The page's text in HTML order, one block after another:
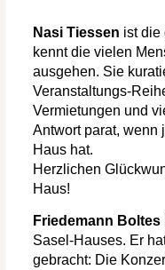
Nasi Tiessen ist die
kennt die vielen
ausgehen. Sie
Veranstaltungs-
Vermietungen und
Antwort parat, wenn
Haus hat.
Herzlichen
Haus!
Friedemann Boltes
Sasel-Hauses. Er
gebracht: Die